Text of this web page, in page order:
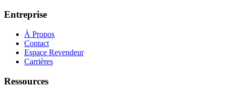
Entreprise
À Propos
Contact
Espace Revendeur
Carrières
Ressources